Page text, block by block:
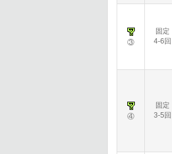
③
固定
4-6回
④
固定
3-5回